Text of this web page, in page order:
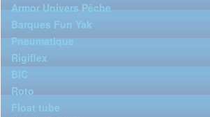
Armor Univers Pêche
Barques Fun Yak
Pneumatique
Rigiflex
BIC
Roto
Float tube